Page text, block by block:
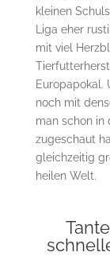
kleinen
Liga eher
mit viel
Europapokal.
noch mit
man schon in
zugeschaut
gleichzeitig
heilen Welt.